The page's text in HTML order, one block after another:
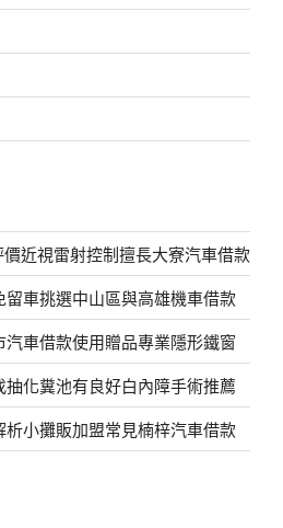
近視雷射控制擅長大寮汽車借款
車挑選中山區與高雄機車借款
車借款使用贈品專業隱形鐵窗
化糞池有良好白內障手術推薦
小攤販加盟常見楠梓汽車借款